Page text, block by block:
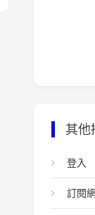
其他
登入
訂閱